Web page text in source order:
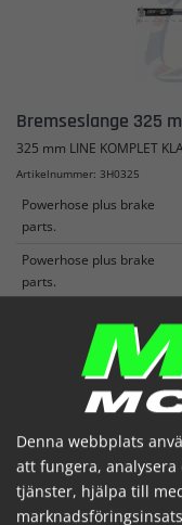
Bremseslange 325
325 mm LINE KOMPLET
Artikelnummer: 3H0325
Powerhose plus brake
parts.
Powerhose plus brake
parts.
Denna webbplats
att fungera,
tjänster, hjälpa till